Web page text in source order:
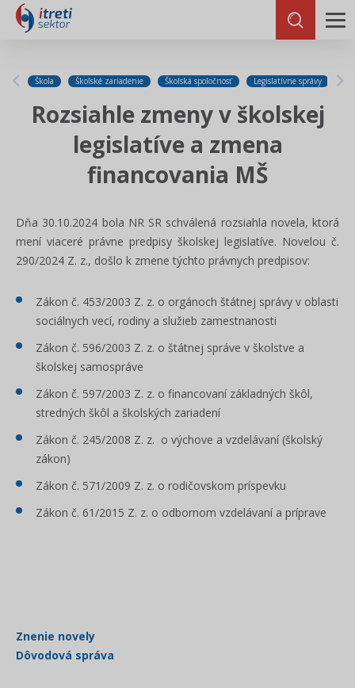
Škola Školské zariadenie Školská spoločnosť Legislatívne správy
Rozsiahle zmeny v školskej
legislatíve a zmena
financovania MŠ
Dňa 30.10.2024 bola NR SR schválená rozsiahla novela, ktorá
mení viaceré právne predpisy školskej legislatíve. Novelou č.
290/2024 Z. z., došlo k zmene týchto právnych predpisov:
Zákon č. 453/2003 Z. z. o orgánoch štátnej správy v oblasti
sociálnych vecí, rodiny a služieb zamestnanosti
Zákon č. 596/2003 Z. z. o štátnej správe v školstve a
školskej samospráve
Zákon č. 597/2003 Z. z. o financovaní základných škôl,
stredných škôl a školských zariadení
Zákon č. 245/2008 Z. z. o výchove a vzdelávaní (školský
zákon)
Zákon č. 571/2009 Z. z. o rodičovskom príspevku
Zákon č. 61/2015 Z. z. o odbornom vzdelávaní a príprave
Znenie novely
Dôvodová správa